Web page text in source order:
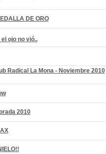
DE ORO
el ojo no vió..
Radical La Mona - Noviembre 2010
2010